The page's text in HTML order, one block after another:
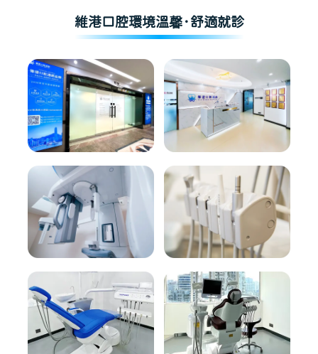
維港口腔環境溫馨·舒適就診